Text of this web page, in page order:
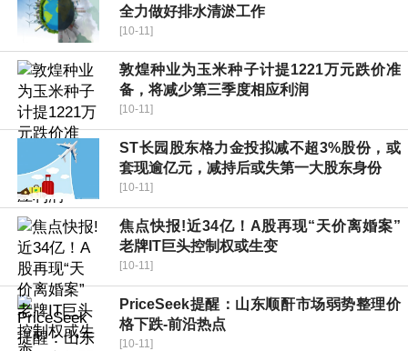
全力做好排水清淤工作
[10-11]
敦煌种业为玉米种子计提1221万元跌价准
备，将减少第三季度相应利润
[10-11]
ST长园股东格力金投拟减不超3%股份，或
套现逾亿元，减持后或失第一大股东身份
[10-11]
焦点快报!近34亿！A股再现“天价离婚案”
老牌IT巨头控制权或生变
[10-11]
PriceSeek提醒：山东顺酐市场弱势整理价
格下跌-前沿热点
[10-11]